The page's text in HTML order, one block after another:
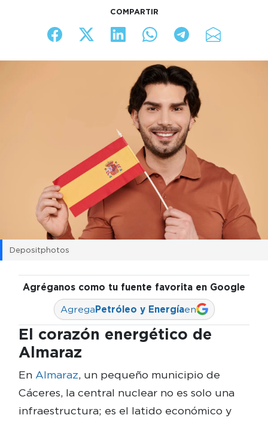
COMPARTIR
Depositphotos
Agréganos como tu fuente favorita en Google
AgregaPetróleo y Energíaen
El corazón energético de
Almaraz
En Almaraz, un pequeño municipio de
Cáceres, la central nuclear no es solo una
infraestructura; es el latido económico y